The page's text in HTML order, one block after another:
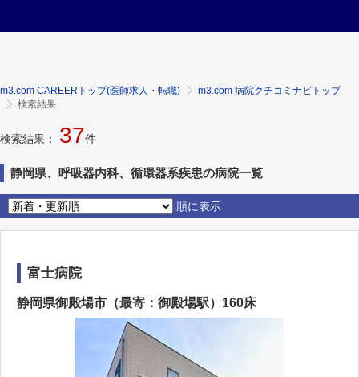
m3.com CAREERトップ(医師求人・転職)
m3.com 病院クチコミナビトップ
検索結果
検索結果： 37件
静岡県、呼吸器内科、循環器系疾患の病院一覧
順に表示
富士病院
静岡県御殿場市（最寄：御殿場駅）160床